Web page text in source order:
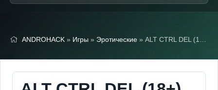
ANDROHACK » Игры » Эротические » ALT CTRL DEL (18+)